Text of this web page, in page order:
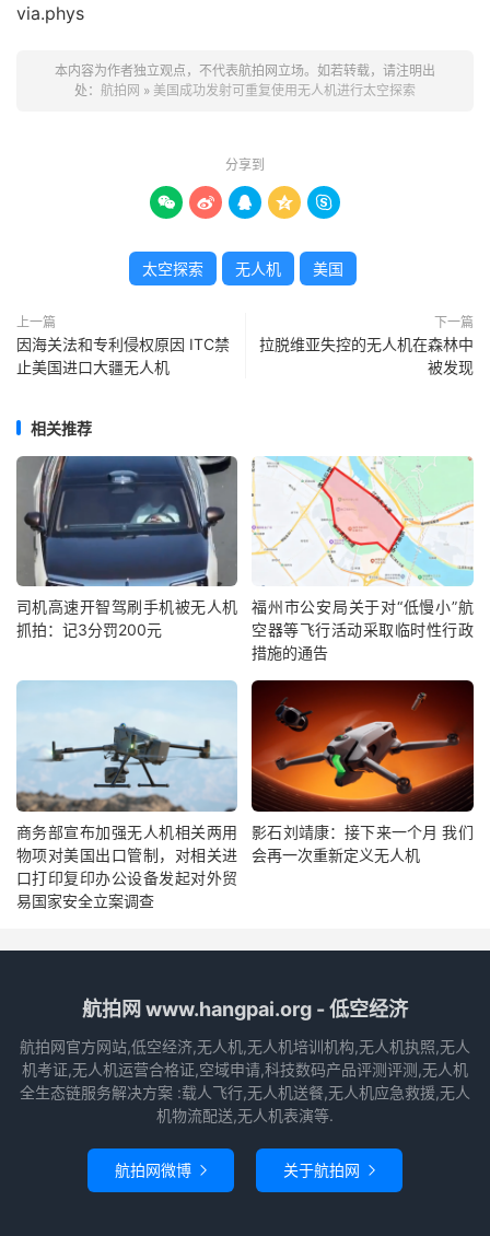
via.phys
本内容为作者独立观点，不代表航拍网立场。如若转载，请注明出
处： 航拍网 » 美国成功发射可重复使用无人机进行太空探索
分享到
    
太空探索 无人机 美国
上一篇
因海关法和专利侵权原因 ITC禁
止美国进口大疆无人机
下一篇
拉脱维亚失控的无人机在森林中
被发现
相关推荐
司机高速开智驾刷手机被无人机
抓拍：记3分罚200元
福州市公安局关于对“低慢小”航
空器等飞行活动采取临时性行政
措施的通告
商务部宣布加强无人机相关两用
物项对美国出口管制，对相关进
口打印复印办公设备发起对外贸
易国家安全立案调查
影石刘靖康：接下来一个月 我们
会再一次重新定义无人机
航拍网 www.hangpai.org - 低空经济
航拍网官方网站,低空经济,无人机,无人机培训机构,无人机执照,无人
机考证,无人机运营合格证,空域申请,科技数码产品评测评测,无人机
全生态链服务解决方案 :载人飞行,无人机送餐,无人机应急救援,无人
机物流配送,无人机表演等.
航拍网微博  关于航拍网 